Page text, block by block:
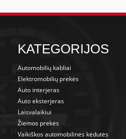
KATEGORIJOS
Automobilių kabliai
Elektromobilių prekės
Auto interjeras
Auto eksterjeras
Laisvalaikiui
Žiemos prekės
Vaikiškos automobilinės kėdutės